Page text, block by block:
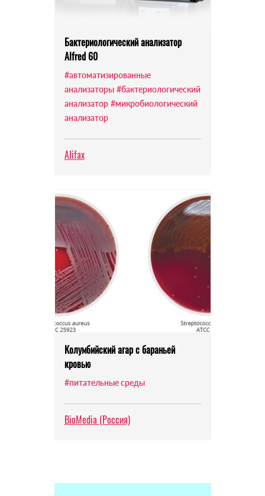
Бактериологический анализатор
Alfred 60
#автоматизированные
анализаторы #бактериологический
анализатор #микробиологический
анализатор
Alifax
Колумбийский агар с бараньей
кровью
#питательные среды
BioMedia (Россия)